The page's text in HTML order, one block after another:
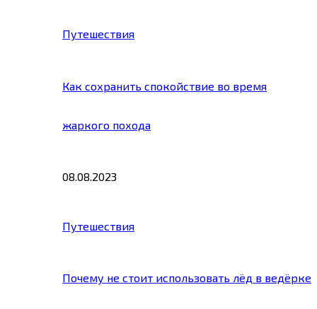
Путешествия
Как сохранить спокойствие во время
жаркого похода
08.08.2023
Путешествия
Почему не стоит использовать лёд в ведёрке